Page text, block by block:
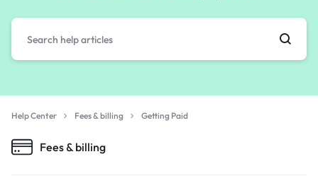
Help Center Fees & billing Getting Paid
Fees & billing